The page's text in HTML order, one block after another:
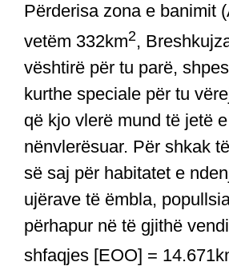
Përderisa zona e banimit
vetëm 332km2,
vështirë për tu parë,
kurthe speciale për tu
që kjo vlerë mund të jetë e
nënvlerësuar. Për shkak
së saj për habitatet e
ujërave të ëmbla,
përhapur në të gjithë
shfaqjes [EOO] =